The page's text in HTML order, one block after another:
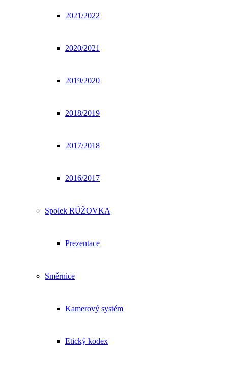
2021/2022
2020/2021
2019/2020
2018/2019
2017/2018
2016/2017
Spolek RŮŽOVKA
Prezentace
Směrnice
Kamerový systém
Etický kodex